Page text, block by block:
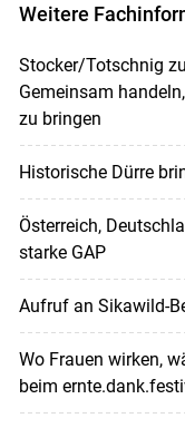
Weitere
Stocker/Totschnig
Gemeinsam
zu bringen
Historische Dürre
Österreich,
starke GAP
Aufruf an Sikawild-
Wo Frauen wirken,
beim